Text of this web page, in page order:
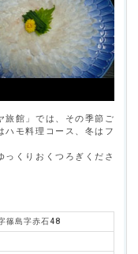
旅館」では、その季節ご
ハモ料理コース、冬はフ
っくりおくつろぎくださ
篠島字赤石48